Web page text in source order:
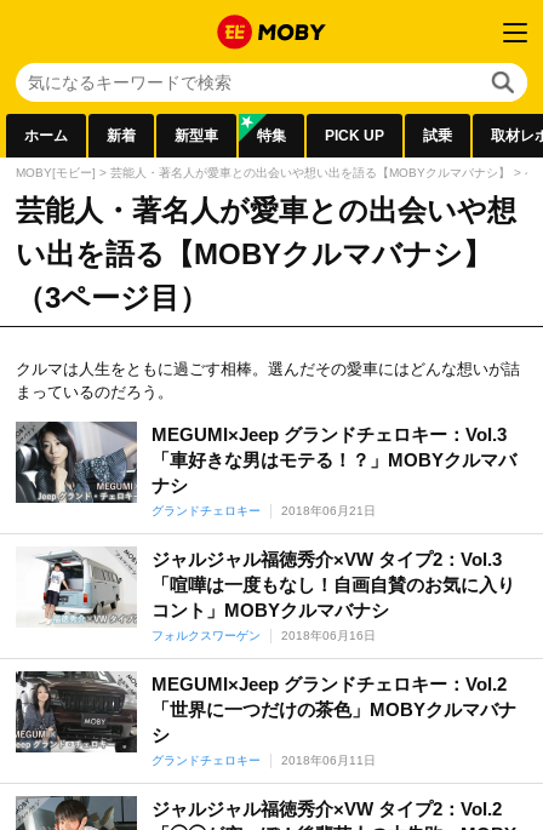
ホーム 新着 新型車 特集 PICK UP 試乗 取材レ
MOBY[モビー] > 芸能人・著名人が愛車との出会いや想い出を語る【MOBYクルマバナシ】 > ペ
芸能人・著名人が愛車との出会いや想
い出を語る【MOBYクルマバナシ】
（3ページ目）
クルマは人生をともに過ごす相棒。選んだその愛車にはどんな想いが詰
まっているのだろう。
MEGUMI×Jeep グランドチェロキー：Vol.3
「車好きな男はモテる！？」MOBYクルマバ
ナシ
グランドチェロキー 2018年06月21日
ジャルジャル福徳秀介×VW タイプ2：Vol.3
「喧嘩は一度もなし！自画自賛のお気に入り
コント」MOBYクルマバナシ
フォルクスワーゲン 2018年06月16日
MEGUMI×Jeep グランドチェロキー：Vol.2
「世界に一つだけの茶色」MOBYクルマバナ
シ
グランドチェロキー 2018年06月11日
ジャルジャル福徳秀介×VW タイプ2：Vol.2